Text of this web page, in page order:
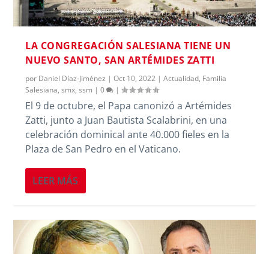
LA CONGREGACIÓN SALESIANA TIENE UN
NUEVO SANTO, SAN ARTÉMIDES ZATTI
por Daniel Díaz-Jiménez |Oct 10, 2022 |Actualidad, Familia
Salesiana,smx,ssm |0 |
El 9 de octubre, el Papa canonizó a Artémides
Zatti, junto a Juan Bautista Scalabrini, en una
celebración dominical ante 40.000 fieles en la
Plaza de San Pedro en el Vaticano.
LEER MÁS